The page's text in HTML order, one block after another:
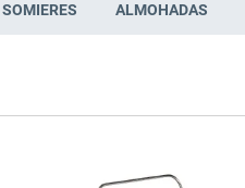
SOMIERES ALMOHADAS